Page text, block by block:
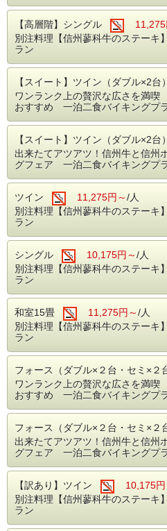
【高層階】シングル 11,275
別注料理【信州蓼科牛のステー
ラン
【スイート】ツイン（ダブル×2台
ワンランク上の贅沢な広さを満
おすすめ 一泊二食バイキングプ
【スイート】ツイン（ダブル×2台
出来たてアツアツ！信州牛と信州
グフェア 一泊二食バイキングプ
ツイン 11,275円～/人
別注料理【信州蓼科牛のステー
ラン
シングル 10,175円～/人
別注料理【信州蓼科牛のステー
ラン
和室15畳 11,275円～/人
別注料理【信州蓼科牛のステー
ラン
フォース（ダブル×２台・セミ×２
ワンランク上の贅沢な広さを満
おすすめ 一泊二食バイキングプ
フォース（ダブル×２台・セミ×２
出来たてアツアツ！信州牛と信州
グフェア 一泊二食バイキングプ
【訳あり】ツイン 10,175円
別注料理【信州蓼科牛のステー
ラン